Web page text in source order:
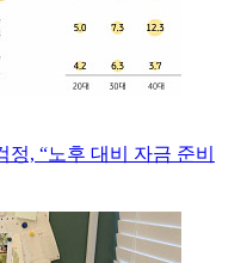
정, “노후 대비 자금 준비